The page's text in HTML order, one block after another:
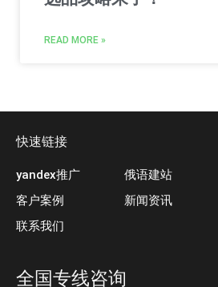
READ MORE »
快速链接
yandex推广
客户案例
联系我们
俄语建站
新闻资讯
全国专线咨询